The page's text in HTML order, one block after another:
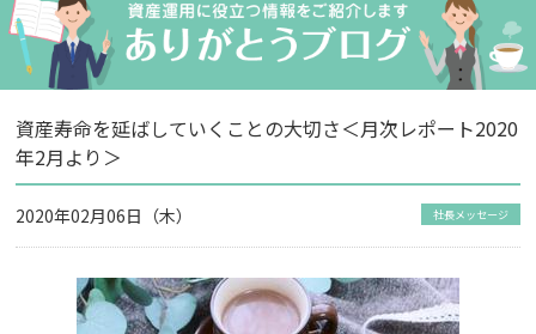
資産寿命を延ばしていくことの大切さ＜月次レポート2020
年2月より＞
2020年02月06日（木） 社長メッセージ